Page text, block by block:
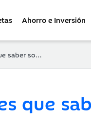
Ahorro e Inversión
seguros del hogar
que